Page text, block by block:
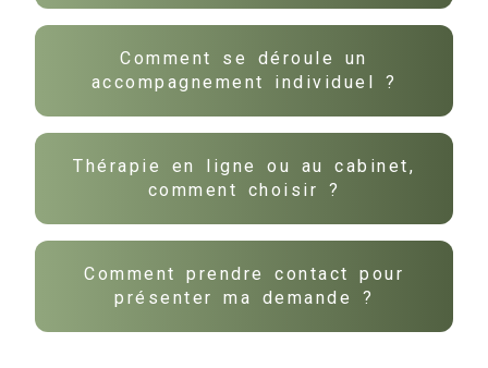
Comment se déroule un
accompagnement individuel ?
Thérapie en ligne ou au cabinet,
comment choisir ?
Comment prendre contact pour
présenter ma demande ?